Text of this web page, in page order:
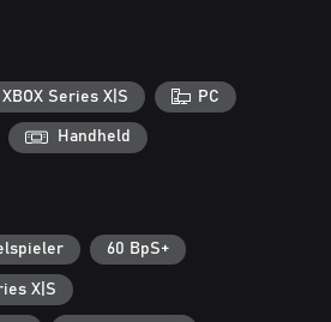
XBOX Series X|S PC
Handheld
60 BpS+
X|S